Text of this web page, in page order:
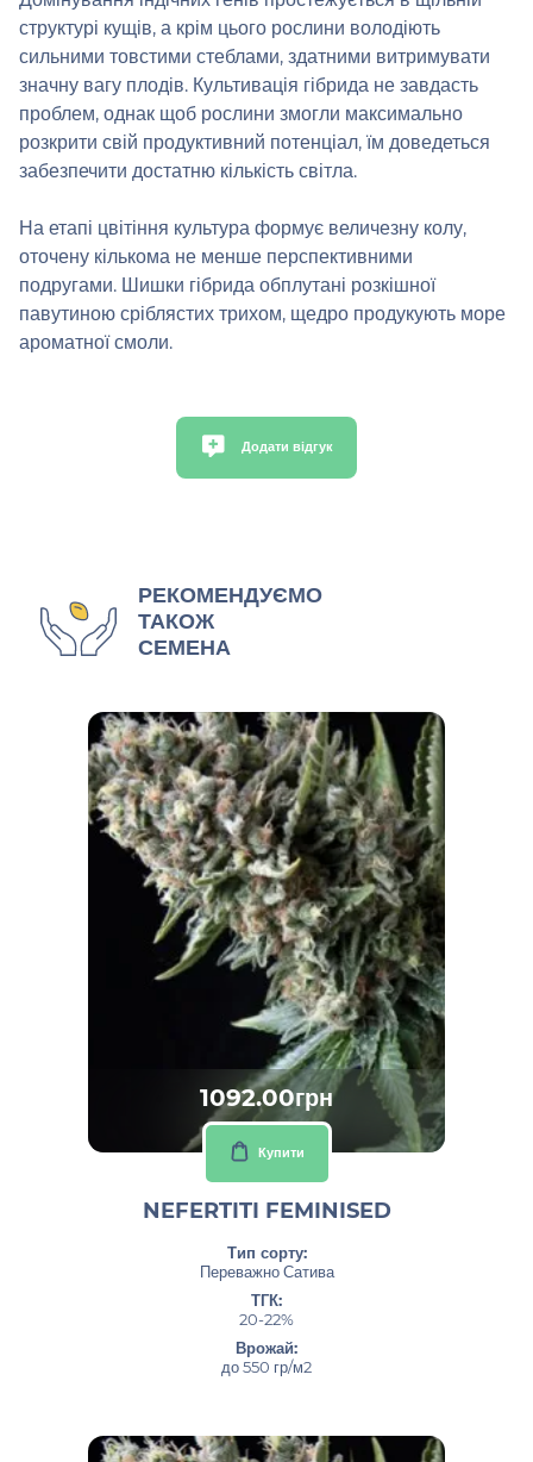
структурі кущів, а крім цього рослини володіють
сильними товстими стеблами, здатними витримувати
значну вагу плодів. Культивація гібрида не завдасть
проблем, однак щоб рослини змогли максимально
розкрити свій продуктивний потенціал, їм доведеться
забезпечити достатню кількість світла.
На етапі цвітіння культура формує величезну колу,
оточену кількома не менше перспективними
подругами. Шишки гібрида обплутані розкішної
павутиною сріблястих трихом, щедро продукують море
ароматної смоли.
Додати відгук
РЕКОМЕНДУЄМО
ТАКОЖ
СЕМЕНА
1092.00грн
Купити
NEFERTITI FEMINISED
Тип сорту:
Переважно Сатива
ТГК:
20-22%
Врожай:
до 550 гр/м2